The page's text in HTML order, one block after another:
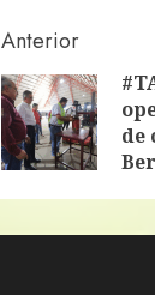
de
entradas
Anterior
de